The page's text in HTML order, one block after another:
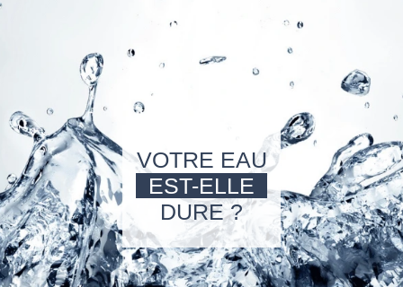
VOTRE EAU
EST-ELLE
DURE ?